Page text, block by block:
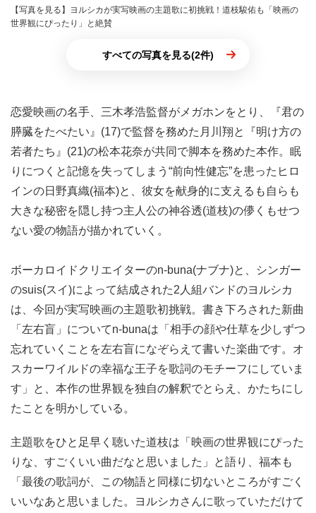
【写真を見る】ヨルシカが実写映画の主題歌に初挑戦！道枝駿佑も「映画の
世界観にぴったり」と絶賛
すべての写真を見る(2件)
恋愛映画の名手、三木孝浩監督がメガホンをとり、『君の
膵臓をたべたい』(17)で監督を務めた月川翔と『明け方の
若者たち』(21)の松本花奈が共同で脚本を務めた本作。眠
りにつくと記憶を失ってしまう“前向性健忘”を患ったヒロ
インの日野真織(福本)と、彼女を献身的に支えるも自らも
大きな秘密を隠し持つ主人公の神谷透(道枝)の儚くもせつ
ない愛の物語が描かれていく。
ボーカロイドクリエイターのn-buna(ナブナ)と、シンガー
のsuis(スイ)によって結成された2人組バンドのヨルシカ
は、今回が実写映画の主題歌初挑戦。書き下ろされた新曲
「左右盲」についてn-bunaは「相手の顔や仕草を少しずつ
忘れていくことを左右盲になぞらえて書いた楽曲です。オ
スカーワイルドの幸福な王子を歌詞のモチーフにしていま
す」と、本作の世界観を独自の解釈でとらえ、かたちにし
たことを明かしている。
主題歌をひと足早く聴いた道枝は「映画の世界観にぴった
りな、すごくいい曲だなと思いました」と語り、福本も
「最後の歌詞が、この物語と同様に切ないところがすごく
いいなあと思いました。ヨルシカさんに歌っていただけて